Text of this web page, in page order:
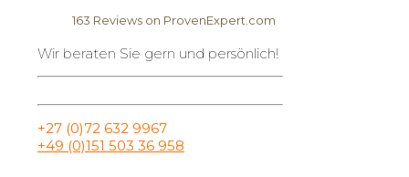
Elela Africa
163 Reviews on ProvenExpert.com
Wir beraten Sie gern und persönlich!
+27 (0)72 632 9967
+49 (0)151 503 36 958